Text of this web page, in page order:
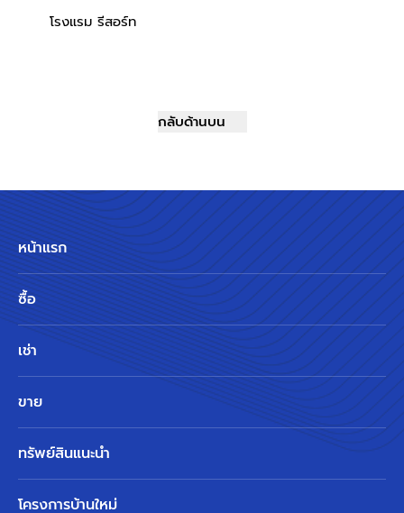
โรงแรม รีสอร์ท
กลับด้านบน
หน้าแรก
ซื้อ
เช่า
ขาย
ทรัพย์สินแนะนำ
โครงการบ้านใหม่